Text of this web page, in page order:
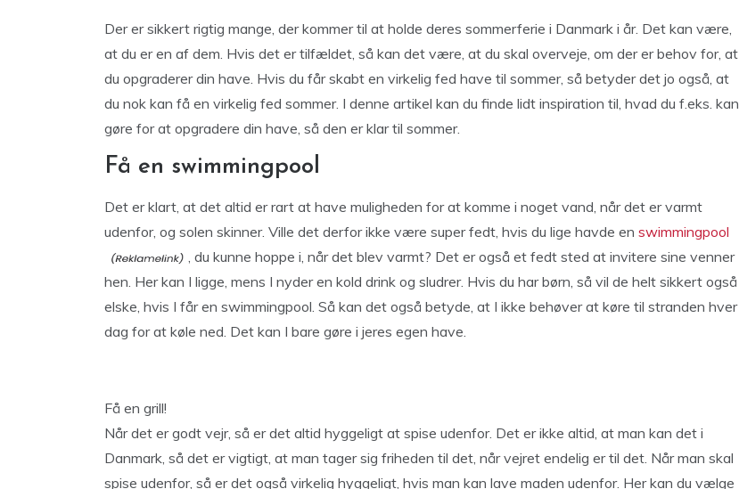
Der er sikkert rigtig mange, der kommer til at holde deres sommerferie i Danmark i år. Det kan være,
at du er en af dem. Hvis det er tilfældet, så kan det være, at du skal overveje, om der er behov for, at
du opgraderer din have. Hvis du får skabt en virkelig fed have til sommer, så betyder det jo også, at
du nok kan få en virkelig fed sommer. I denne artikel kan du finde lidt inspiration til, hvad du f.eks. kan
gøre for at opgradere din have, så den er klar til sommer.
Få en swimmingpool
Det er klart, at det altid er rart at have muligheden for at komme i noget vand, når det er varmt
udenfor, og solen skinner. Ville det derfor ikke være super fedt, hvis du lige havde en swimmingpool
, du kunne hoppe i, når det blev varmt? Det er også et fedt sted at invitere sine venner
hen. Her kan I ligge, mens I nyder en kold drink og sludrer. Hvis du har børn, så vil de helt sikkert også
elske, hvis I får en swimmingpool. Så kan det også betyde, at I ikke behøver at køre til stranden hver
dag for at køle ned. Det kan I bare gøre i jeres egen have.
Få en grill!
Når det er godt vejr, så er det altid hyggeligt at spise udenfor. Det er ikke altid, at man kan det i
Danmark, så det er vigtigt, at man tager sig friheden til det, når vejret endelig er til det. Når man skal
spise udenfor, så er det også virkelig hyggeligt, hvis man kan lave maden udenfor. Her kan du vælge